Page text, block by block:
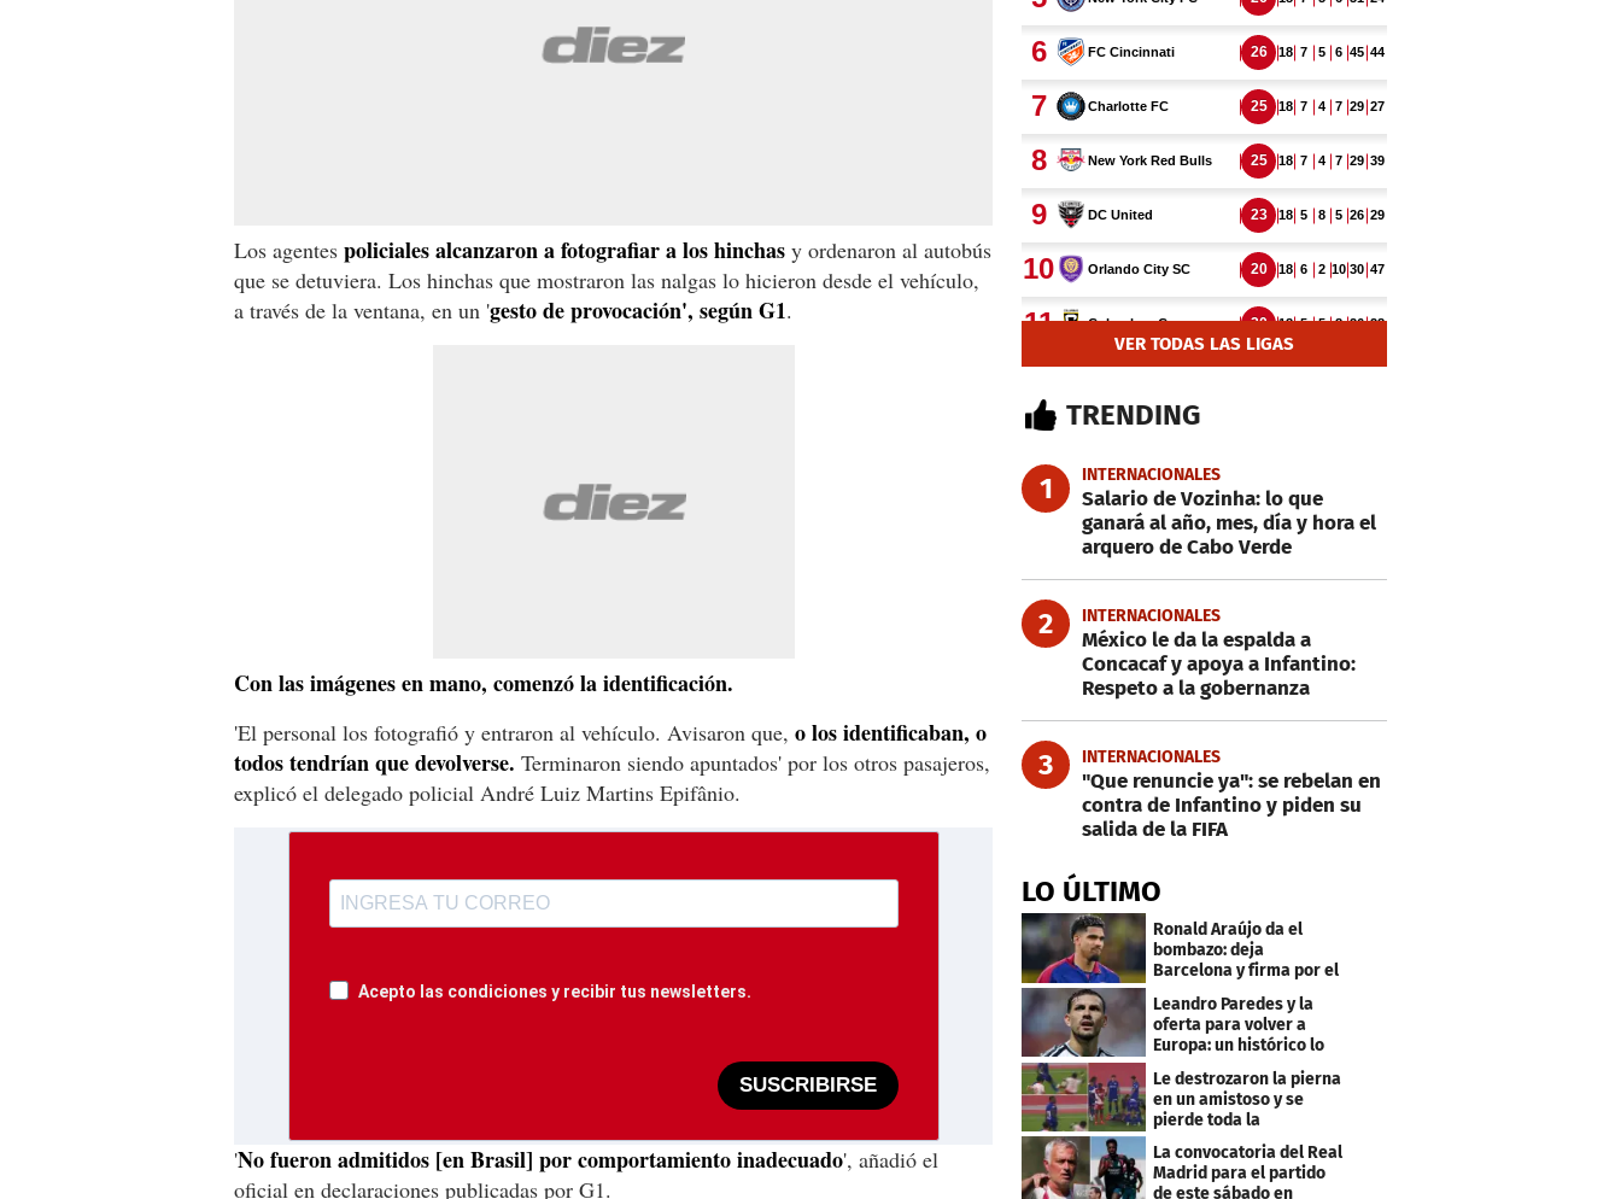
Los agentes policiales alcanzaron a fotografiar a los hinchas y ordenaron al autobús
que se detuviera. Los hinchas que mostraron las nalgas lo hicieron desde el vehículo,
a través de la ventana, en un 'gesto de provocación', según G1.
Con las imágenes en mano, comenzó la identificación.
'El personal los fotografió y entraron al vehículo. Avisaron que, o los identificaban, o
todos tendrían que devolverse. Terminaron siendo apuntados' por los otros pasajeros,
explicó el delegado policial André Luiz Martins Epifânio.
Acepto las condiciones y recibir tus newsletters.
SUSCRIBIRSE
'No fueron admitidos [en Brasil] por comportamiento inadecuado', añadió el
oficial en declaraciones publicadas por G1.
VER TODAS LAS LIGAS
TRENDING
1 INTERNACIONALES
Salario de Vozinha: lo que
ganará al año, mes, día y hora el
arquero de Cabo Verde
2 INTERNACIONALES
México le da la espalda a
Concacaf y apoya a Infantino:
Respeto a la gobernanza
3 INTERNACIONALES
"Que renuncie ya": se rebelan en
contra de Infantino y piden su
salida de la FIFA
LO ÚLTIMO
Ronald Araújo da el
bombazo: deja
Barcelona y firma por el
club menos pensado
Leandro Paredes y la
oferta para volver a
Europa: un histórico lo
Le destrozaron la pierna
en un amistoso y se
pierde toda la
temporada en LaLiga
La convocatoria del Real
Madrid para el partido
de este sábado en